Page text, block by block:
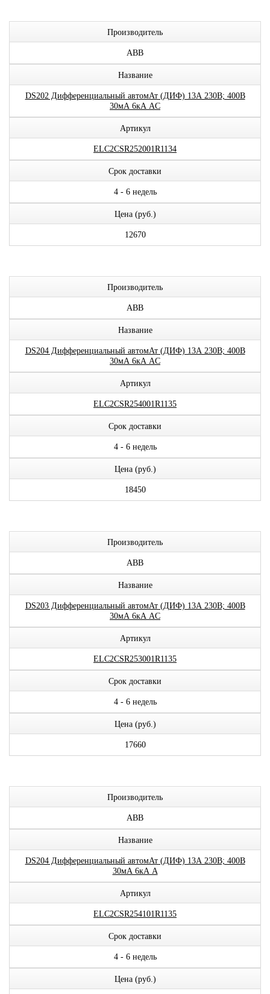
Производитель
ABB
Название
DS202 Дифференциальный автомАт (ДИФ) 13А 230В; 400В
30мА 6кА AC
Артикул
ELC2CSR252001R1134
Срок доставки
4 - 6 недель
Цена (руб.)
12670
Производитель
ABB
Название
DS204 Дифференциальный автомАт (ДИФ) 13А 230В; 400В
30мА 6кА AC
Артикул
ELC2CSR254001R1135
Срок доставки
4 - 6 недель
Цена (руб.)
18450
Производитель
ABB
Название
DS203 Дифференциальный автомАт (ДИФ) 13А 230В; 400В
30мА 6кА AC
Артикул
ELC2CSR253001R1135
Срок доставки
4 - 6 недель
Цена (руб.)
17660
Производитель
ABB
Название
DS204 Дифференциальный автомАт (ДИФ) 13А 230В; 400В
30мА 6кА A
Артикул
ELC2CSR254101R1135
Срок доставки
4 - 6 недель
Цена (руб.)